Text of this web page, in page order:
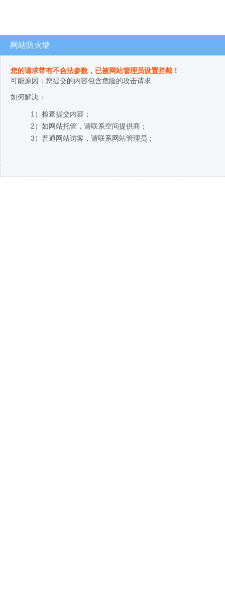
网站防火墙
您的请求带有不合法参数，已被网站管理员设置拦截！
可能原因：您提交的内容包含危险的攻击请求
如何解决：
1）检查提交内容；
2）如网站托管，请联系空间提供商；
3）普通网站访客，请联系网站管理员；